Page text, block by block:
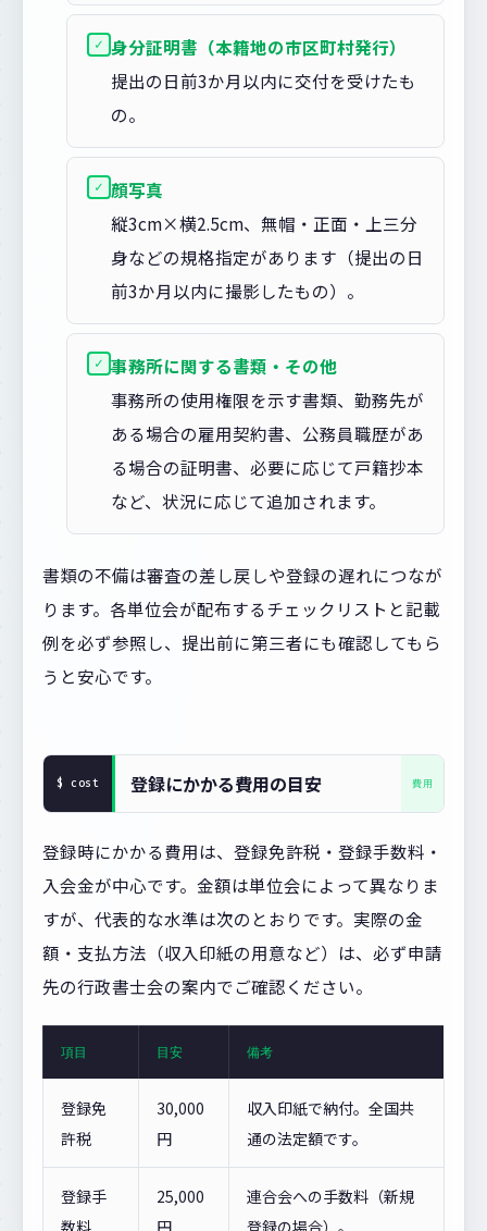
✓ 身分証明書（本籍地の市区町村発行）
提出の日前3か月以内に交付を受けたも
の。
✓ 顔写真
縦3cm×横2.5cm、無帽・正面・上三分
身などの規格指定があります（提出の日
前3か月以内に撮影したもの）。
✓ 事務所に関する書類・その他
事務所の使用権限を示す書類、勤務先が
ある場合の雇用契約書、公務員職歴があ
る場合の証明書、必要に応じて戸籍抄本
など、状況に応じて追加されます。
書類の不備は審査の差し戻しや登録の遅れにつなが
ります。各単位会が配布するチェックリストと記載
例を必ず参照し、提出前に第三者にも確認してもら
うと安心です。
登録にかかる費用の目安
登録時にかかる費用は、登録免許税・登録手数料・
入会金が中心です。金額は単位会によって異なりま
すが、代表的な水準は次のとおりです。実際の金
額・支払方法（収入印紙の用意など）は、必ず申請
先の行政書士会の案内でご確認ください。
項目 目安 備考
登録免
許税
30,000
円
収入印紙で納付。全国共
通の法定額です。
登録手
数料
25,000
円
連合会への手数料（新規
登録の場合）。